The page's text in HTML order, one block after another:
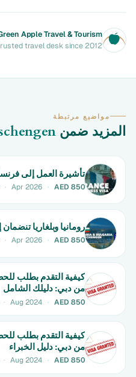
Apple Travel & Tourism
travel desk since 2012.
مواضيع مرتبطة
المزيد ضمن
تأشيرة العمل إلى
· Apr 2026 · AED 850
رومانيا وبلغاريا
· Apr 2026 · AED 850
كيفية التقدم بطلب
من دبي: دليلك الشامل
· Aug 2024 · AED 850
كيفية التقدم بطلب
من دبي: دليل الخبراء
· Aug 2024 · AED 850